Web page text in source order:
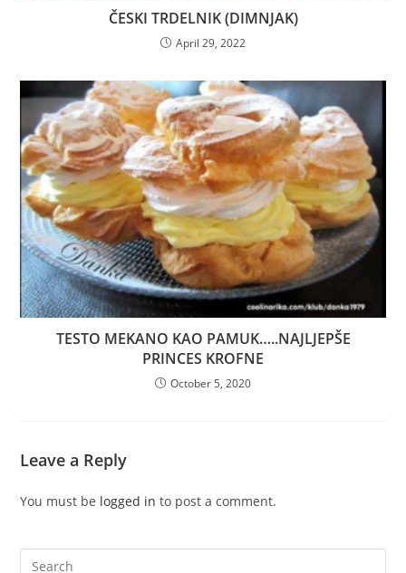
ČESKI TRDELNIK (DIMNJAK)
April 29, 2022
TESTO MEKANO KAO PAMUK…..NAJLJEPŠE
PRINCES KROFNE
October 5, 2020
Leave a Reply
You must be logged in to post a comment.